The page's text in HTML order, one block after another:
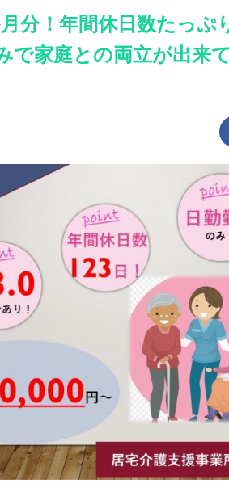
分！年間休日数たっぷ
で家庭との両立が出来